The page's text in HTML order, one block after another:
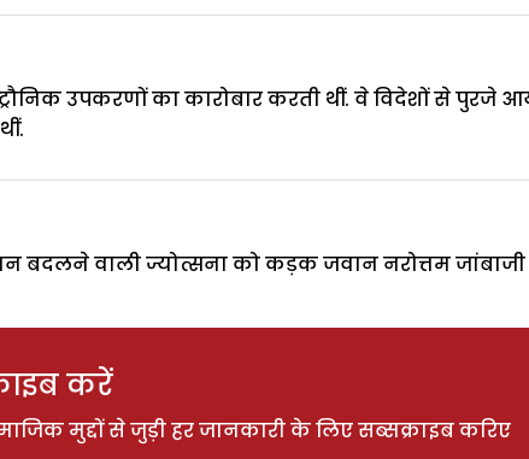
उपकरणों का कारोबार करती थीं. वे विदेशों से
बदलने वाली ज्योत्सना को कड़क जवान नरोत्तम
करें
मुद्दों से जुड़ी हर जानकारी के लिए सब्सक्राइब करिए